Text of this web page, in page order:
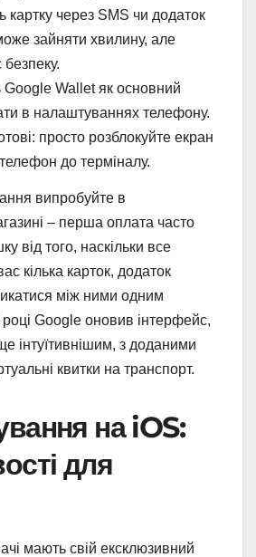
картку через SMS чи додаток
зайняти хвилину, але
безпеку.
Google Wallet як основний
в налаштуваннях телефону.
просто розблокуйте екран
телефон до терміналу.
випробуйте в
– перша оплата часто
від того, наскільки все
кілька карток, додаток
між ними одним
Google оновив інтерфейс,
інтуїтивнішим, з доданими
квитки на транспорт.
на iOS:
для
мають свій ексклюзивний